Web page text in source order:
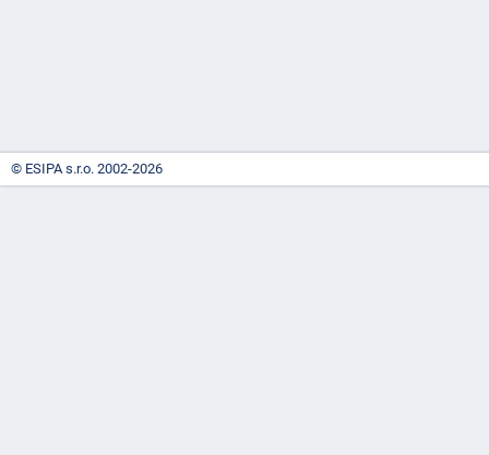
© ESIPA s.r.o. 2002-2026